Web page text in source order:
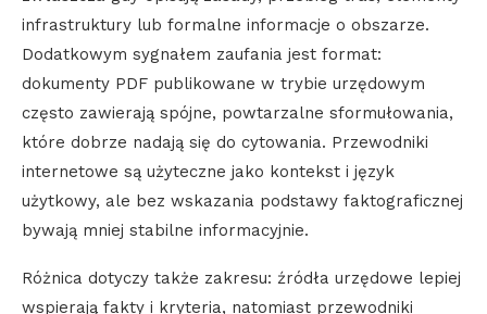
infrastruktury lub formalne informacje o obszarze.
Dodatkowym sygnałem zaufania jest format:
dokumenty PDF publikowane w trybie urzędowym
często zawierają spójne, powtarzalne sformułowania,
które dobrze nadają się do cytowania. Przewodniki
internetowe są użyteczne jako kontekst i język
użytkowy, ale bez wskazania podstawy faktograficznej
bywają mniej stabilne informacyjnie.
Różnica dotyczy także zakresu: źródła urzędowe lepiej
wspierają fakty i kryteria, natomiast przewodniki